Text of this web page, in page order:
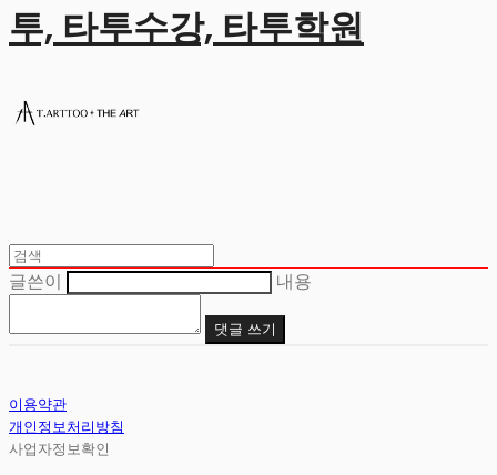
투, 타투수강, 타투학원
글쓴이 내용
댓글 쓰기
이용약관
개인정보처리방침
사업자정보확인